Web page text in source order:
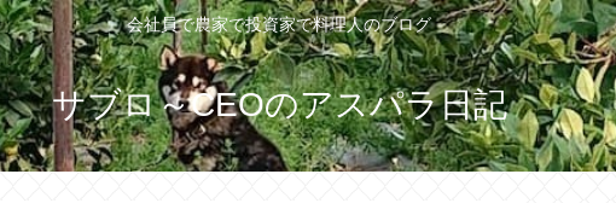
会社員で農家で投資家で料理人のブログ
サブロ～CEOのアスパラ日記